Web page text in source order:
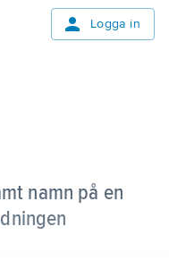
Logga in
namn på en